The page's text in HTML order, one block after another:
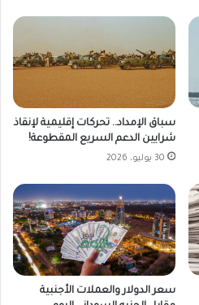
سباق الإمداد.. تحركات إقليمية لإنقاذ
شرايين الدعم السريع المقطوعة!
30 يوليو، 2026
سعر الدولار والعملات الأجنبية